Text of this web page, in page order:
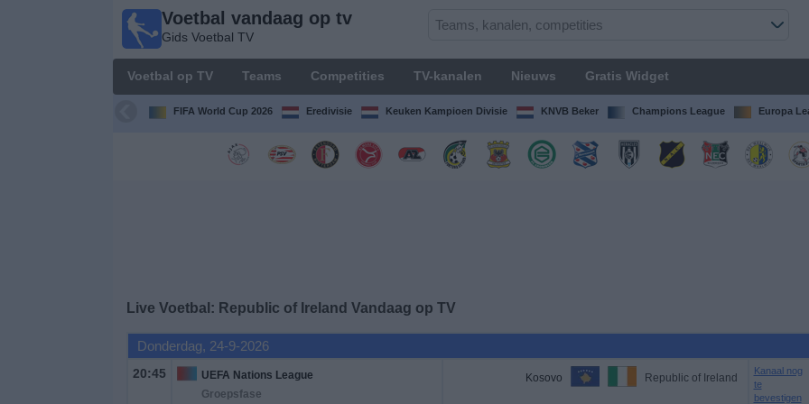
Voetbal vandaag op tv
Gids Voetbal TV
Voetbal op TV Teams Competities TV-kanalen Nieuws Gratis Widget
FIFA World Cup 2026 Eredivisie Keuken Kampioen Divisie KNVB Beker Champions League Europa
Live Voetbal: Republic of Ireland Vandaag op TV
Donderdag, 24-9-2026
20:45
UEFA Nations League
Groepsfase
Kosovo Republic of Ireland
Kanaal nog
te
bevestigen